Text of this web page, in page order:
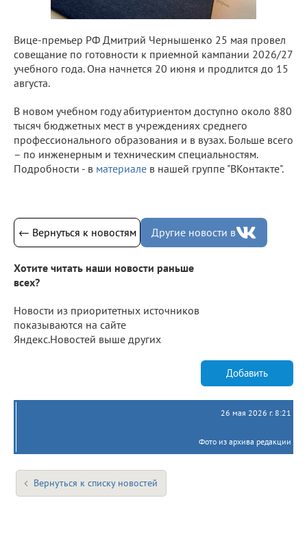
Вице-премьер РФ Дмитрий Чернышенко 25 мая провел
совещание по готовности к приемной кампании 2026/27
учебного года. Она начнется 20 июня и продлится до 15
августа.
В новом учебном году абитуриентом доступно около 880
тысяч бюджетных мест в учреждениях среднего
профессионального образования и в вузах. Больше всего
– по инженерным и техническим специальностям.
Подробности - в материале в нашей группе "ВКонтакте".
← Вернуться к новостям Другие новости в
Хотите читать наши новости раньше
всех?
Новости из приоритетных источников
показываются на сайте
Яндекс.Новостей выше других
Добавить
26 мая 2026 г. 8:21
Фото из архива редакции
Вернуться к списку новостей